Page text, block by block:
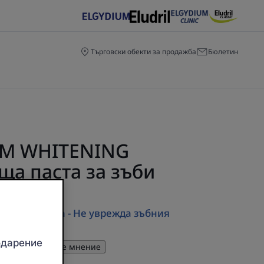
Търговски обекти за продажба Бюлетин
WHITENING
паста за зъби
белота - Не уврежда зъбния
ще напише мнение